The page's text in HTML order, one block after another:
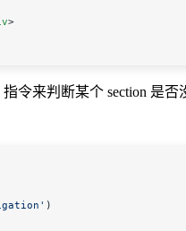
>
指令来判断某个 section 是否
)